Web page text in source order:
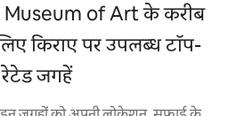
Museum of Art के करीब
किराए पर उपलब्ध टॉप-
रेटेड जगहें